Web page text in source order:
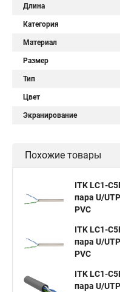
Длина
Катeгория
Материал
Размер
Тип
Цвет
Экранирование
Похожие товары
ITK LC1-
пара U/
PVC
ITK LC1-
пара U/
PVC
ITK LC1-
пара U/